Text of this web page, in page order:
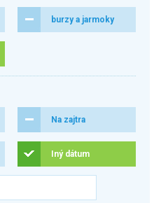
burzy a jarmoky
Na zajtra
Iný dátum